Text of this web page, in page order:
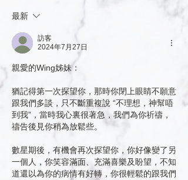
最新
訪客
2024年7月27日
親愛的Wing姊妹：
猶記得第一次探望你，那時你閉上眼睛不願意
跟我們多談，只不斷重複說 “不理想，神幫唔
到我”，當時我心裏很著急，我們為你祈禱，
禱告後見你稍為放鬆些。
數星期後，有機會再次探望你，你好像變了另
一個人，你笑容滿面、充滿喜樂及盼望，不知
道還以為你的病情有好轉，你很輕鬆的跟我們